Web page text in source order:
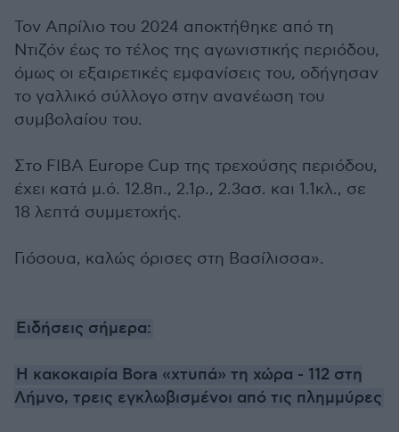
Τον Απρίλιο του 2024 αποκτήθηκε από τη
Ντιζόν έως το τέλος της αγωνιστικής περιόδου,
όμως οι εξαιρετικές εμφανίσεις του, οδήγησαν
το γαλλικό σύλλογο στην ανανέωση του
συμβολαίου του.
Στο FIBA Europe Cup της τρεχούσης περιόδου,
έχει κατά μ.ό. 12.8π., 2.1ρ., 2.3ασ. και 1.1κλ., σε
18 λεπτά συμμετοχής.
Γιόσουα, καλώς όρισες στη Βασίλισσα».
Ειδήσεις σήμερα:
H κακοκαιρία Bora «χτυπά» τη χώρα - 112 στη
Λήμνο, τρεις εγκλωβισμένοι από τις πλημμύρες